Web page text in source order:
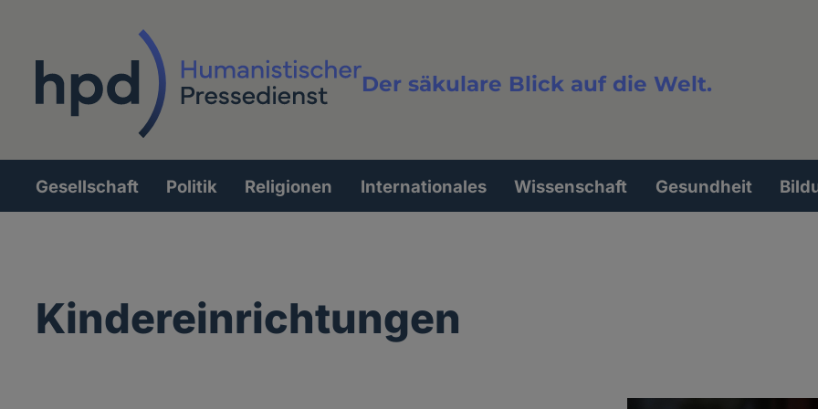
Der säkulare Blick auf die Welt.
Volltextsuche
Hauptnavigation
Gesellschaft Politik Religionen Internationales Wissenschaft Gesundheit
Kindereinrichtungen